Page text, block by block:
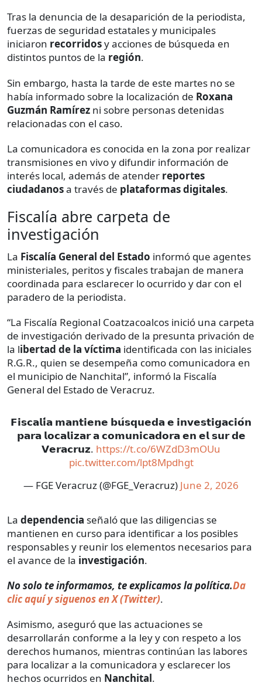
Tras la denuncia de la desaparición de la periodista,
fuerzas de seguridad estatales y municipales
iniciaron recorridosy acciones de búsqueda en
distintos puntos de la región.
Sin embargo, hasta la tarde de este martes no se
había informado sobre la localización de Roxana
Guzmán Ramírez ni sobre personas detenidas
relacionadas con el caso.
La comunicadora es conocida en la zona por realizar
transmisiones en vivo y difundir información de
interés local, además de atender reportes
ciudadanosa través de plataformasdigitales.
Fiscalía abre carpeta de
investigación
La Fiscalía General del Estado informó que agentes
ministeriales, peritos y fiscales trabajan de manera
coordinada para esclarecer lo ocurrido y dar con el
paradero de la periodista.
“La Fiscalía Regional Coatzacoalcos inició una carpeta
de investigación derivado de la presunta privación de
la libertad de la víctima identificada con las iniciales
R.G.R., quien se desempeña como comunicadora en
el municipio de Nanchital”, informó la Fiscalía
General del Estado de Veracruz.
𝗙𝗶𝘀𝗰𝗮𝗹𝗶́𝗮 𝗺𝗮𝗻𝘁𝗶𝗲𝗻𝗲 𝗯𝘂́𝘀𝗾𝘂𝗲𝗱𝗮 𝗲 𝗶𝗻𝘃𝗲𝘀𝘁𝗶𝗴𝗮𝗰𝗶𝗼́𝗻
𝗽𝗮𝗿𝗮 𝗹𝗼𝗰𝗮𝗹𝗶𝘇𝗮𝗿 𝗮 𝗰𝗼𝗺𝘂𝗻𝗶𝗰𝗮𝗱𝗼𝗿𝗮 𝗲𝗻 𝗲𝗹 𝘀𝘂𝗿 𝗱𝗲
𝗩𝗲𝗿𝗮𝗰𝗿𝘂𝘇. https://t.co/6WZdD3mOUu
pic.twitter.com/lpt8Mpdhgt
— FGE Veracruz (@FGE_Veracruz) June 2, 2026
La dependencia señaló que las diligencias se
mantienen en curso para identificar a los posibles
responsables y reunir los elementos necesarios para
el avance de la investigación.
No solo te informamos, te explicamos la política.Da
clic aquí y siguenos en X (Twitter).
Asimismo, aseguró que las actuaciones se
desarrollarán conforme a la ley y con respeto a los
derechos humanos, mientras continúan las labores
para localizar a la comunicadora y esclarecer los
hechos ocurridos en Nanchital.